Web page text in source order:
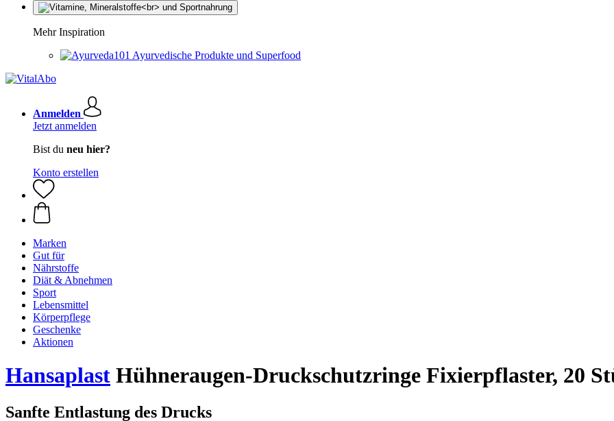
Mehr Inspiration
Ayurvedische Produkte und Superfood
Anmelden
Jetzt anmelden
Bist du neu hier?
Konto erstellen
Marken
Gut für
Nährstoffe
Diät & Abnehmen
Sport
Lebensmittel
Körperpflege
Geschenke
Aktionen
Hansaplast Hühneraugen-Druckschutzringe Fixierpflaster, 20
Sanfte Entlastung des Drucks